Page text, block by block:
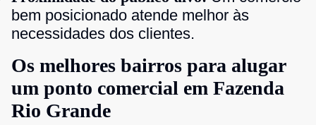
bem posicionado atende melhor às
necessidades dos clientes.
Os melhores bairros para alugar
um ponto comercial em Fazenda
Rio Grande